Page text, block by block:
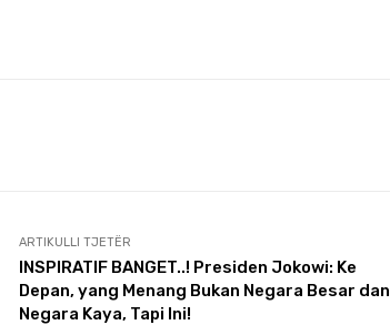
ARTIKULLI TJETËR
INSPIRATIF BANGET..! Presiden Jokowi: Ke
Depan, yang Menang Bukan Negara Besar dan
Negara Kaya, Tapi Ini!